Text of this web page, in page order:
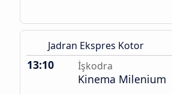
Jadran Ekspres Kotor
13:10 İşkodra
Kinema Milenium